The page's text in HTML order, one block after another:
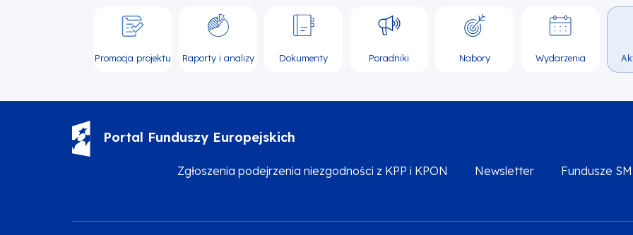
Promocja projektu Raporty i analizy Dokumenty Poradniki Nabory Wydarzenia
Portal Funduszy Europejskich
Zgłoszenia podejrzenia niezgodności z KPP i KPON Newsletter Fundusze